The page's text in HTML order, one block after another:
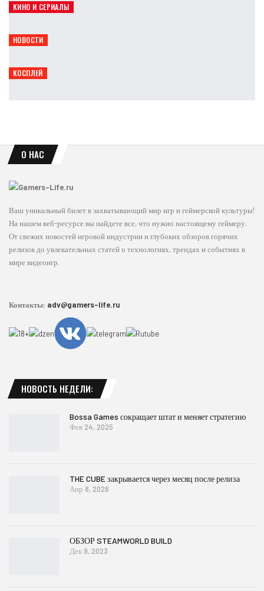
КИНО И СЕРИАЛЫ
Sonic: Иидзука объяснил выбор героев для фильмов
НОВОСТИ
Dead Rising отмечает 20 лет: Capcom намекнула на будущее
КОСПЛЕЙ
Ада Вонг в дерзком косплее по Resident Evil
О НАС
Ваш уникальный билет в захватывающий мир игр и геймерской культуры!
На нашем веб-ресурсе вы найдете все, что нужно настоящему геймеру.
От свежих новостей игровой индустрии и глубоких обзоров горячих
релизов до увлекательных статей о технологиях, трендах и событиях в
мире видеоигр.
Контакты: adv@gamers-life.ru
НОВОСТЬ НЕДЕЛИ:
Bossa Games сокращает штат и меняет стратегию
Фев 24, 2025
THE CUBE закрывается через месяц после релиза
Апр 8, 2026
ОБЗОР STEAMWORLD BUILD
Дек 9, 2023